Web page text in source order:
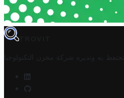
TROVIT
به وتديره شركة مخزن التكنولوجيا